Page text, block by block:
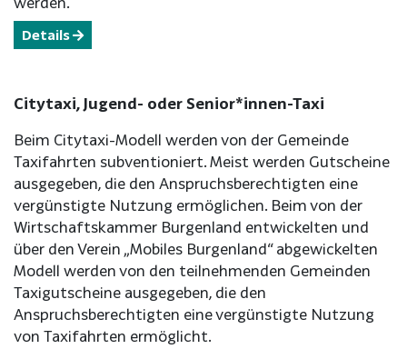
Details
Citytaxi, Jugend- oder Senior*innen-Taxi
Beim Citytaxi-Modell werden von der Gemeinde
Taxifahrten subventioniert. Meist werden Gutscheine
ausgegeben, die den Anspruchsberechtigten eine
vergünstigte Nutzung ermöglichen. Beim von der
Wirtschaftskammer Burgenland entwickelten und
über den Verein „Mobiles Burgenland“ abgewickelten
Modell werden von den teilnehmenden Gemeinden
Taxigutscheine ausgegeben, die den
Anspruchsberechtigten eine vergünstigte Nutzung
von Taxifahrten ermöglicht.